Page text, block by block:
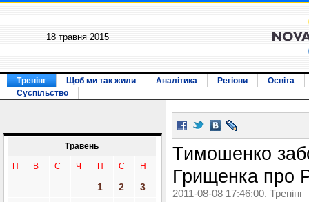
18 травня 2015
Тренінг Щоб ми так жили Аналітика Регіони
Освіта
Суспільство
Травень
П В С Ч П С Н
1 2
3
Тимошенко
Грищенка про
2011-08-08 17:46:00. Тренінг